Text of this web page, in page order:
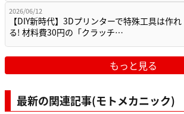
2026/06/12
【DIY新時代】3Dプリンターで特殊工具は作れ
る! 材料費30円の「クラッチ…
もっと見る
最新の関連記事(モトメカニック)